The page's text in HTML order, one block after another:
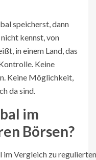
speicherst, dann
nicht kennst, von
in einem Land, das
Keine
Keine Möglichkeit,
da sind.
im
Börsen?
Vergleich zu